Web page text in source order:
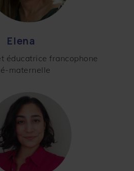
Elena
éducatrice francophone
maternelle